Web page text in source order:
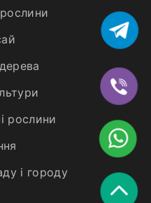
рослини
і городу